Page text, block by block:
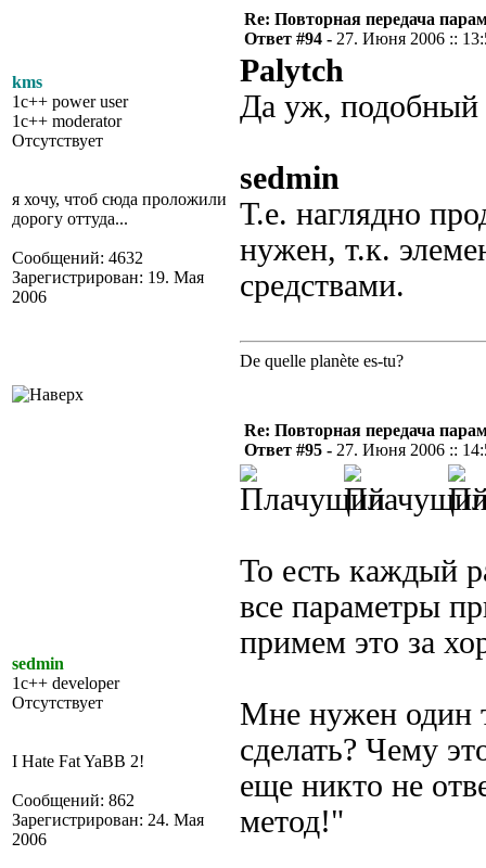
kms
1c++ power user
1c++ moderator
Отсутствует
я хочу, чтоб сюда проложили
дорогу оттуда...
Сообщений: 4632
Зарегистрирован: 19. Мая
2006
Re: Повторная передача
Ответ #94 - 27. Июня 2006 ::
Palytch
Да уж, подобный
sedmin
Т.е. наглядно
нужен, т.к.
средствами.
De quelle planète es-tu?
sedmin
1c++ developer
Отсутствует
I Hate Fat YaBB 2!
Сообщений: 862
Зарегистрирован: 24. Мая
2006
Re: Повторная передача
Ответ #95 - 27. Июня 2006 ::
То есть каждый
все параметры
примем это за
Мне нужен один
сделать? Чему
еще никто не
метод!"